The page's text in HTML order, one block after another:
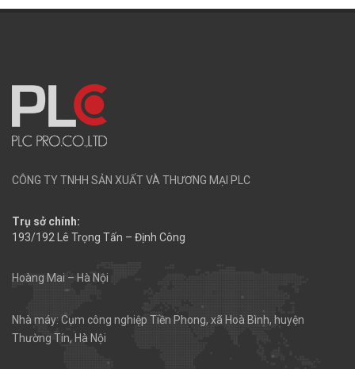
CÔNG TY TNHH SẢN XUẤT VÀ THƯƠNG MẠI PLC
Trụ sở chính:
193/192 Lê Trọng Tấn – Định Công
Hoàng Mai – Hà Nội
Nhà máy: Cụm công nghiệp Tiền Phong, xã Hoà Bình, huyện
Thường Tín, Hà Nội